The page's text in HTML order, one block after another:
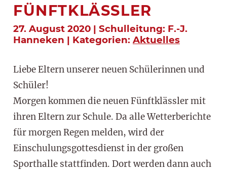
FÜNFTKLÄSSLER
27. August 2020 | Schulleitung: F.-J.
Hanneken | Kategorien: Aktuelles
Liebe Eltern unserer neuen Schülerinnen und
Schüler!
Morgen kommen die neuen Fünftklässler mit
ihren Eltern zur Schule. Da alle Wetterberichte
für morgen Regen melden, wird der
Einschulungsgottesdienst in der großen
Sporthalle stattfinden. Dort werden dann auch